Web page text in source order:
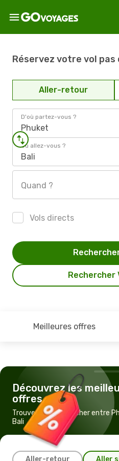
Réservez votre vol pas
Aller-retour
D'où partez-vous ?
Phuket
Où allez-vous ?
Bali
Quand ?
Vols directs
Rechercher
Meilleures offres
Découvrez les
offres
Trouvez un vol pas cher entre
Bali
Aller-retour Aller